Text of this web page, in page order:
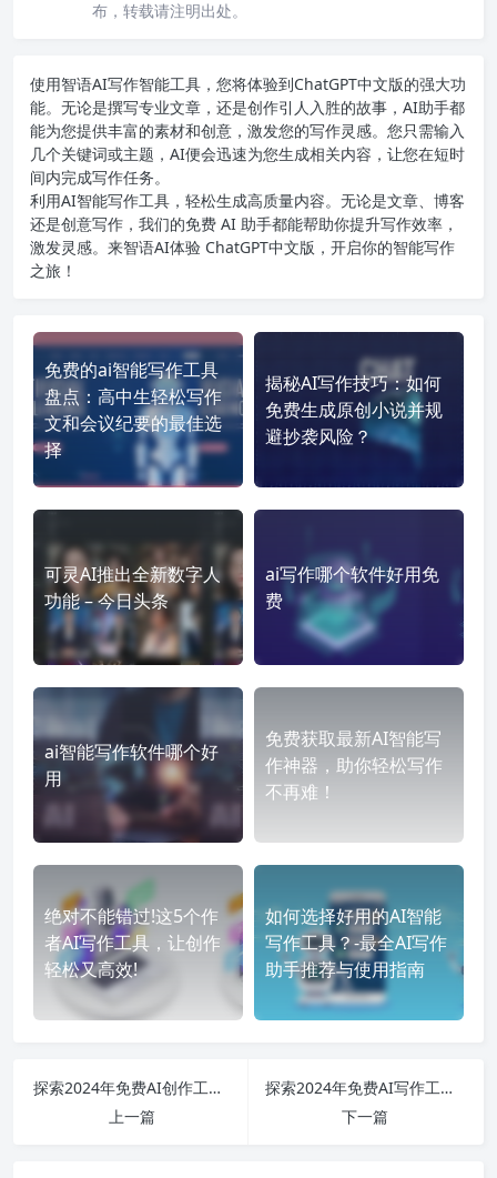
布，转载请注明出处。
使用智语AI写作智能工具，您将体验到ChatGPT中文版的强大功
能。无论是撰写专业文章，还是创作引人入胜的故事，AI助手都
能为您提供丰富的素材和创意，激发您的写作灵感。您只需输入
几个关键词或主题，AI便会迅速为您生成相关内容，让您在短时
间内完成写作任务。
利用AI智能写作工具，轻松生成高质量内容。无论是文章、博客
还是创意写作，我们的免费 AI 助手都能帮助你提升写作效率，
激发灵感。来智语AI体验 ChatGPT中文版 ，开启你的智能写作
之旅！
免费的ai智能写作工具
盘点：高中生轻松写作
文和会议纪要的最佳选
择
揭秘AI写作技巧：如何
免费生成原创小说并规
避抄袭风险？
可灵AI推出全新数字人
功能 – 今日头条
ai写作哪个软件好用免
费
ai智能写作软件哪个好
用
免费获取最新AI智能写
作神器，助你轻松写作
不再难！
绝对不能错过!这5个作
者AI写作工具，让创作
轻松又高效!
如何选择好用的AI智能
写作工具？-最全AI写作
助手推荐与使用指南
探索2024年免费AI创作工具：从智能写作到视频编辑的全面指南
上一篇
探索2024年免费AI写作工具的全景：从智能助手到创意引擎的深度分析
下一篇